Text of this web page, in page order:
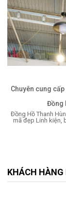
Chuyên cung
Đồng
Đồng Hồ Thanh
mã đẹp Linh kiện,
KHÁCH HÀNG